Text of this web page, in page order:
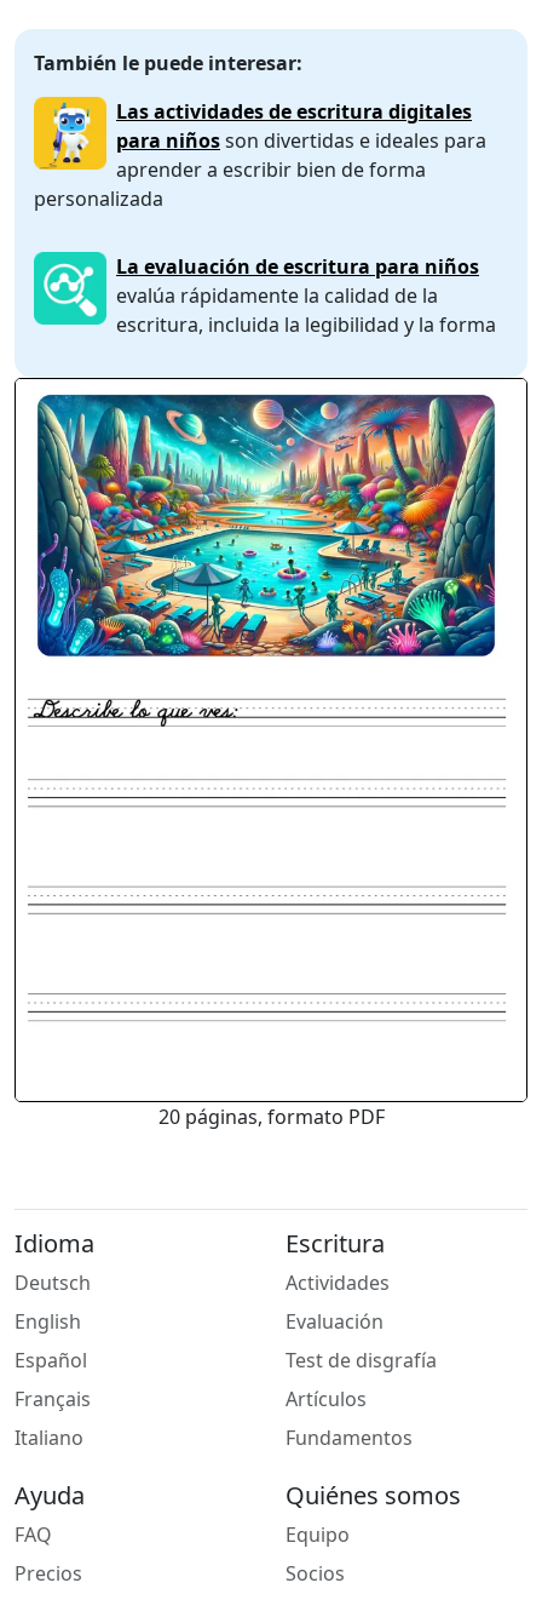
También le puede interesar:
Las actividades de escritura digitales
para niñosson divertidas e ideales para
aprender a escribir bien de forma
personalizada
La evaluación de escritura para niños
evalúa rápidamente la calidad de la
escritura, incluida la legibilidad y la forma
20 páginas, formato PDF
Idioma
Deutsch
English
Español
Français
Italiano
Escritura
Actividades
Evaluación
Test de disgrafía
Artículos
Fundamentos
Ayuda
FAQ
Precios
Quiénes somos
Equipo
Socios